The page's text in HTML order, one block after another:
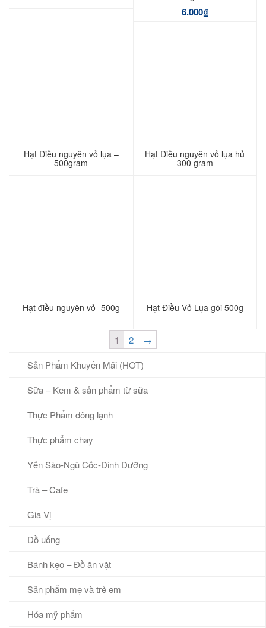
Sản Phẩm Khuyến Mãi (HOT)
Sữa – Kem & sản phẩm từ sữa
Thực Phẩm đông lạnh
Thực phẩm chay
Yến Sào-Ngũ Cốc-Dinh Dưỡng
Trà – Cafe
Gia Vị
Đồ uống
Bánh kẹo – Đồ ăn vặt
Sản phẩm mẹ và trẻ em
Hóa mỹ phẩm
6.000₫
Hạt Điều nguyên vỏ lụa –
500gram
Hạt Điều nguyên vỏ lụa hủ
300 gram
Hạt điều nguyên vỏ- 500g Hạt Điều Vỏ Lụa gói 500g
1 2 →